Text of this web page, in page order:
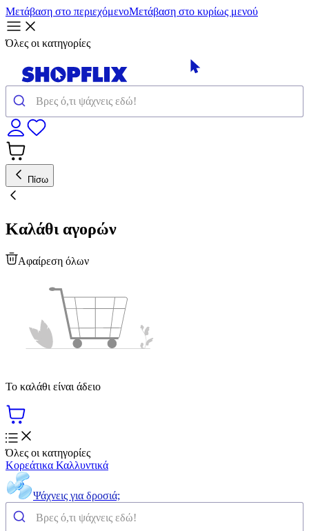
Μετάβαση στο περιεχόμενοΜετάβαση στο κυρίως μενού
Όλες οι κατηγορίες
Πίσω
Καλάθι αγορών
Αφαίρεση όλων
Το καλάθι είναι άδειο
Όλες οι κατηγορίες
Κορεάτικα Καλλυντικά
Ψάχνεις για δροσιά;